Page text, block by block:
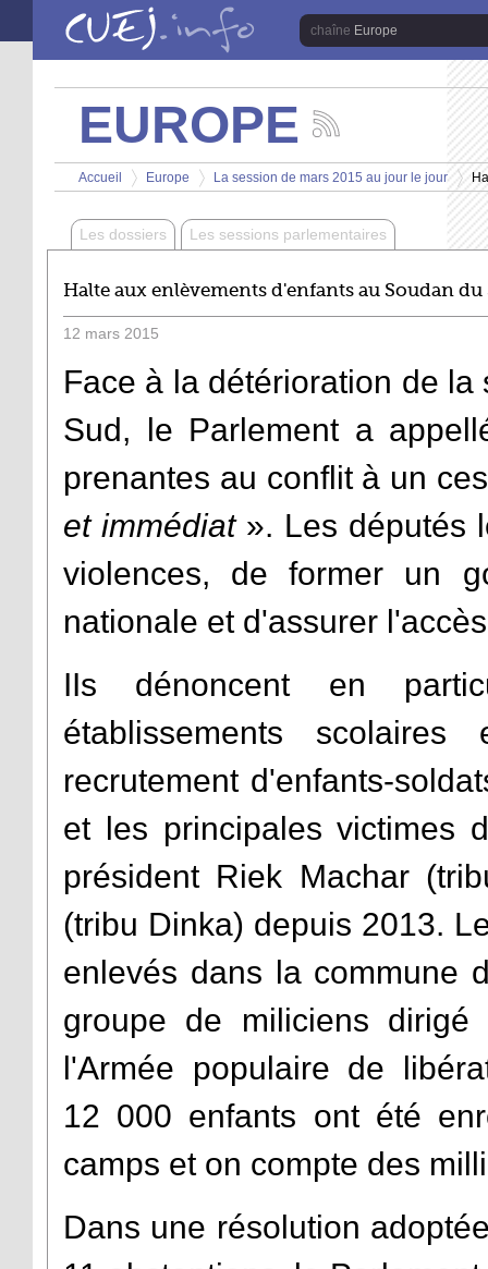
Aller au contenu principal
Europe
EUROPE
les
actualités
de
chaîne
Europe
Vous êtes ici
Accueil
>
Europe
>
La session de mars 2015 au jour le jour
>
Les dossiers Les sessions parlementaires
Halte aux enlèvements d'enfants au Soudan du
12 mars 2015
Face à la détérioration de
Sud, le Parlement a
prenantes au conflit à un
et immédiat ». Les députés
violences, de former un
nationale et d'assurer
IIs dénoncent en
établissements
recrutement d'enfants-
et les principales victimes
président Riek Machar
(tribu Dinka) depuis 2013.
enlevés dans la commune
groupe de miliciens
l'Armée populaire de
12 000 enfants ont été
camps et on compte des
Dans une résolution